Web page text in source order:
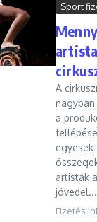
Sport
A
a
egyesek
artisták
jövedel...
Fizetés